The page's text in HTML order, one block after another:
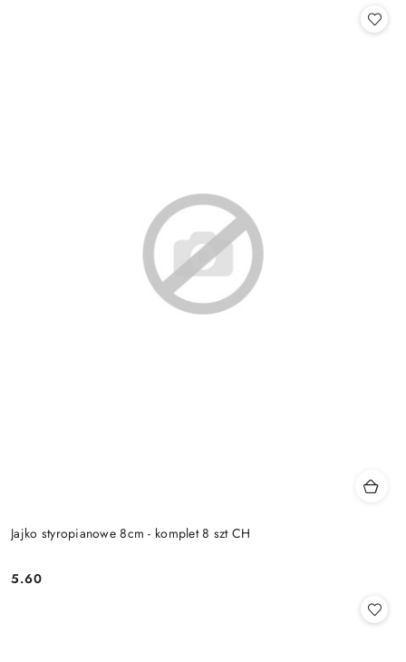
Jajko styropianowe 8cm - komplet 8 szt CH
Cena:
5.60